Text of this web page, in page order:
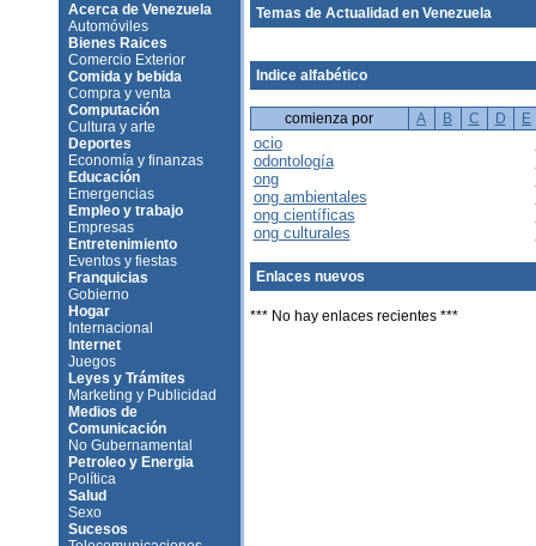
Acerca de Venezuela
Automóviles
Bienes Raices
Comercio Exterior
Comida y bebida
Compra y venta
Computación
Cultura y arte
Deportes
Economía y finanzas
Educación
Emergencias
Empleo y trabajo
Empresas
Entretenimiento
Eventos y fiestas
Franquicias
Gobierno
Hogar
Internacional
Internet
Juegos
Leyes y Trámites
Marketing y Publicidad
Medios de
Comunicación
No Gubernamental
Petroleo y Energia
Política
Salud
Sexo
Sucesos
Temas de Actualidad en Venezuela
Indice alfabético
comienza por A B C D E
ocio
odontología
ong
ong ambientales
ong científicas
ong culturales
Enlaces nuevos
*** No hay enlaces recientes ***